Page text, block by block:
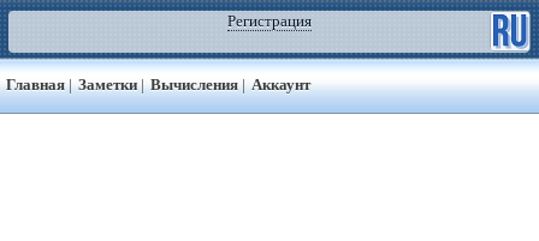
Регистрация
Главная | Заметки | Вычисления | Аккаунт